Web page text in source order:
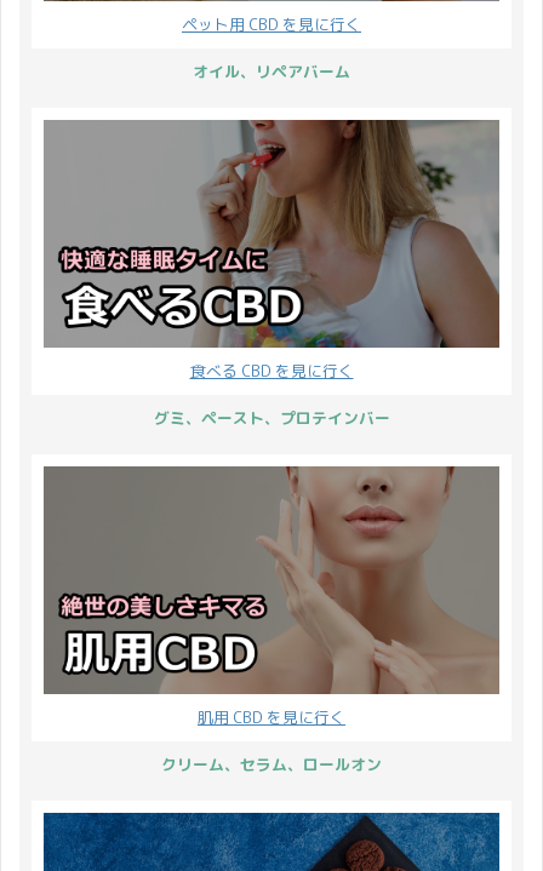
ペット用 CBD を見に行く
オイル、リペアバーム
食べる CBD を見に行く
グミ、ペースト、プロテインバー
肌用 CBD を見に行く
クリーム、セラム、ロールオン